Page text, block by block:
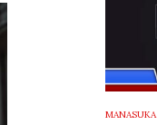
MANASUKA